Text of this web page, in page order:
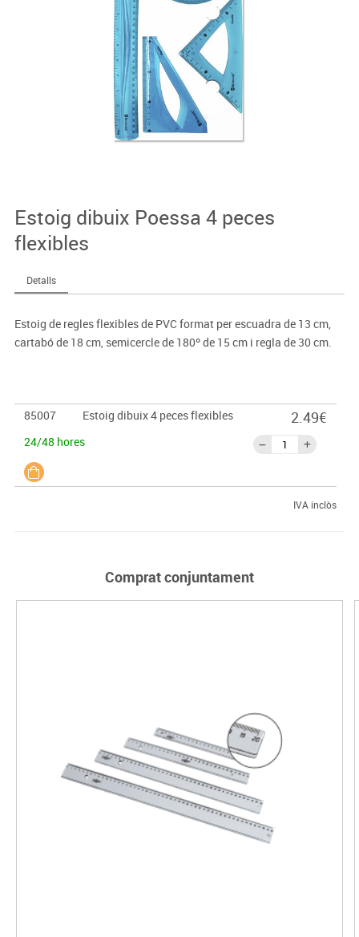
Estoig dibuix Poessa 4 peces
flexibles
Detalls
Estoig de regles flexibles de PVC format per escuadra de 13 cm,
cartabó de 18 cm, semicercle de 180º de 15 cm i regla de 30 cm.
85007
Estoig dibuix 4 peces flexibles
24/48 hores
2.49€
IVA inclòs
Comprat conjuntament